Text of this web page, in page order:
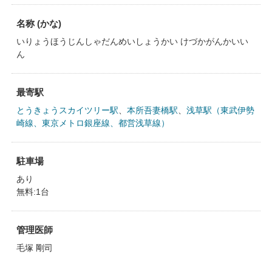
名称 (かな)
いりょうほうじんしゃだんめいしょうかい けづかがんかいい
ん
最寄駅
とうきょうスカイツリー駅 本所吾妻橋駅
浅草駅（東武伊勢
崎線、東京メトロ銀座線、都営浅草線）
駐車場
あり
無料:1台
管理医師
毛塚 剛司